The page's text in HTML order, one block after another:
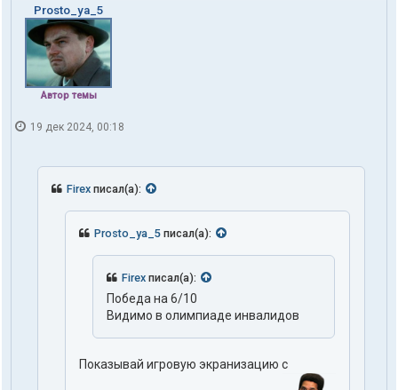
Prosto_ya_5
Автор темы
19 дек 2024, 00:18
Firex писал(а):
Prosto_ya_5 писал(а):
Firex писал(а):
Победа на 6/10
Видимо в олимпиаде инвалидов
Показывай игровую экранизацию с